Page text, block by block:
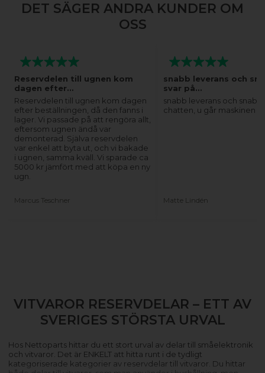
DET SÄGER ANDRA KUNDER OM
OSS
Reservdelen till ugnen kom
dagen efter…
Reservdelen till ugnen kom dagen
efter beställningen, då den fanns i
lager. Vi passade på att rengöra allt,
eftersom ugnen ändå var
demonterad. Själva reservdelen
var enkel att byta ut, och vi bakade
i ugnen, samma kväll. Vi sparade ca
5000 kr jämfört med att köpa en ny
ugn.
Marcus Teschner
snabb leverans och
svar på…
snabb leverans och
chatten, u går maskinen
Matte Lindén
VITVAROR RESERVDELAR – ETT AV
SVERIGES STÖRSTA URVAL
Hos Nettoparts hittar du ett stort urval av delar till småelektronik
och vitvaror. Det är ENKELT att hitta runt i de tydligt
kategoriserade kategorier av reservdelar till vitvaror. Du hittar